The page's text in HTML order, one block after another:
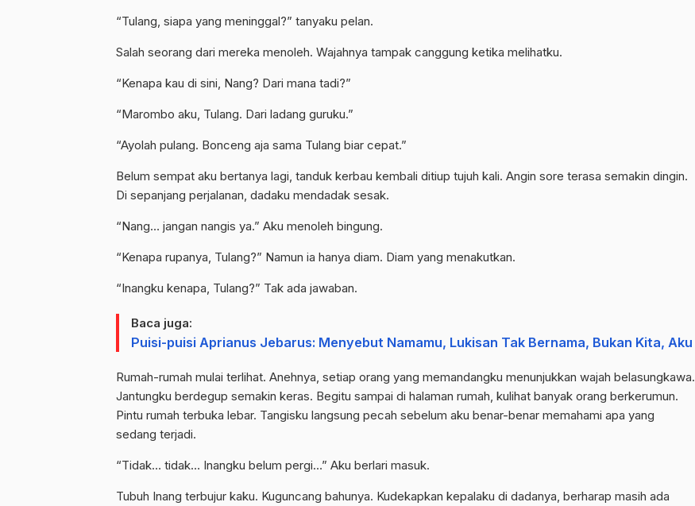
“Tulang, siapa yang meninggal?” tanyaku pelan.
Salah seorang dari mereka menoleh. Wajahnya tampak canggung ketika melihatku.
“Kenapa kau di sini, Nang? Dari mana tadi?”
“Marombo aku, Tulang. Dari ladang guruku.”
“Ayolah pulang. Bonceng aja sama Tulang biar cepat.”
Belum sempat aku bertanya lagi, tanduk kerbau kembali ditiup tujuh kali. Angin sore terasa semakin dingin.
Di sepanjang perjalanan, dadaku mendadak sesak.
“Nang… jangan nangis ya.” Aku menoleh bingung.
“Kenapa rupanya, Tulang?” Namun ia hanya diam. Diam yang menakutkan.
“Inangku kenapa, Tulang?” Tak ada jawaban.
Baca juga:
Puisi-puisi Aprianus Jebarus: Menyebut Namamu, Lukisan Tak Bernama, Bukan Kita, Aku
Rumah-rumah mulai terlihat. Anehnya, setiap orang yang memandangku menunjukkan wajah belasungkawa.
Jantungku berdegup semakin keras. Begitu sampai di halaman rumah, kulihat banyak orang berkerumun.
Pintu rumah terbuka lebar. Tangisku langsung pecah sebelum aku benar-benar memahami apa yang
sedang terjadi.
“Tidak… tidak… Inangku belum pergi…” Aku berlari masuk.
Tubuh Inang terbujur kaku. Kuguncang bahunya. Kudekapkan kepalaku di dadanya, berharap masih ada